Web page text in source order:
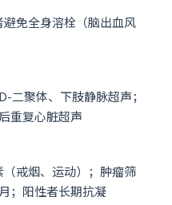
避免全身溶栓（脑出血风
二聚体、下肢静脉超声；
重复心脏超声
（戒烟、运动）；肿瘤筛
；阳性者长期抗凝